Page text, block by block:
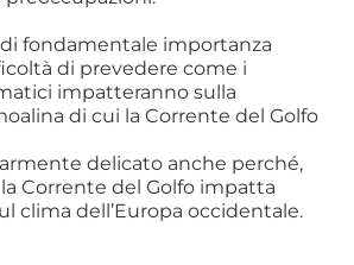
fondamentale importanza
di prevedere come i
impatteranno sulla
di cui la Corrente del Golfo
delicato anche perché,
Corrente del Golfo impatta
clima dell’Europa occidentale.